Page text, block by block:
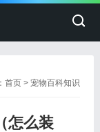
首页 >宠物百科知识
怎么装